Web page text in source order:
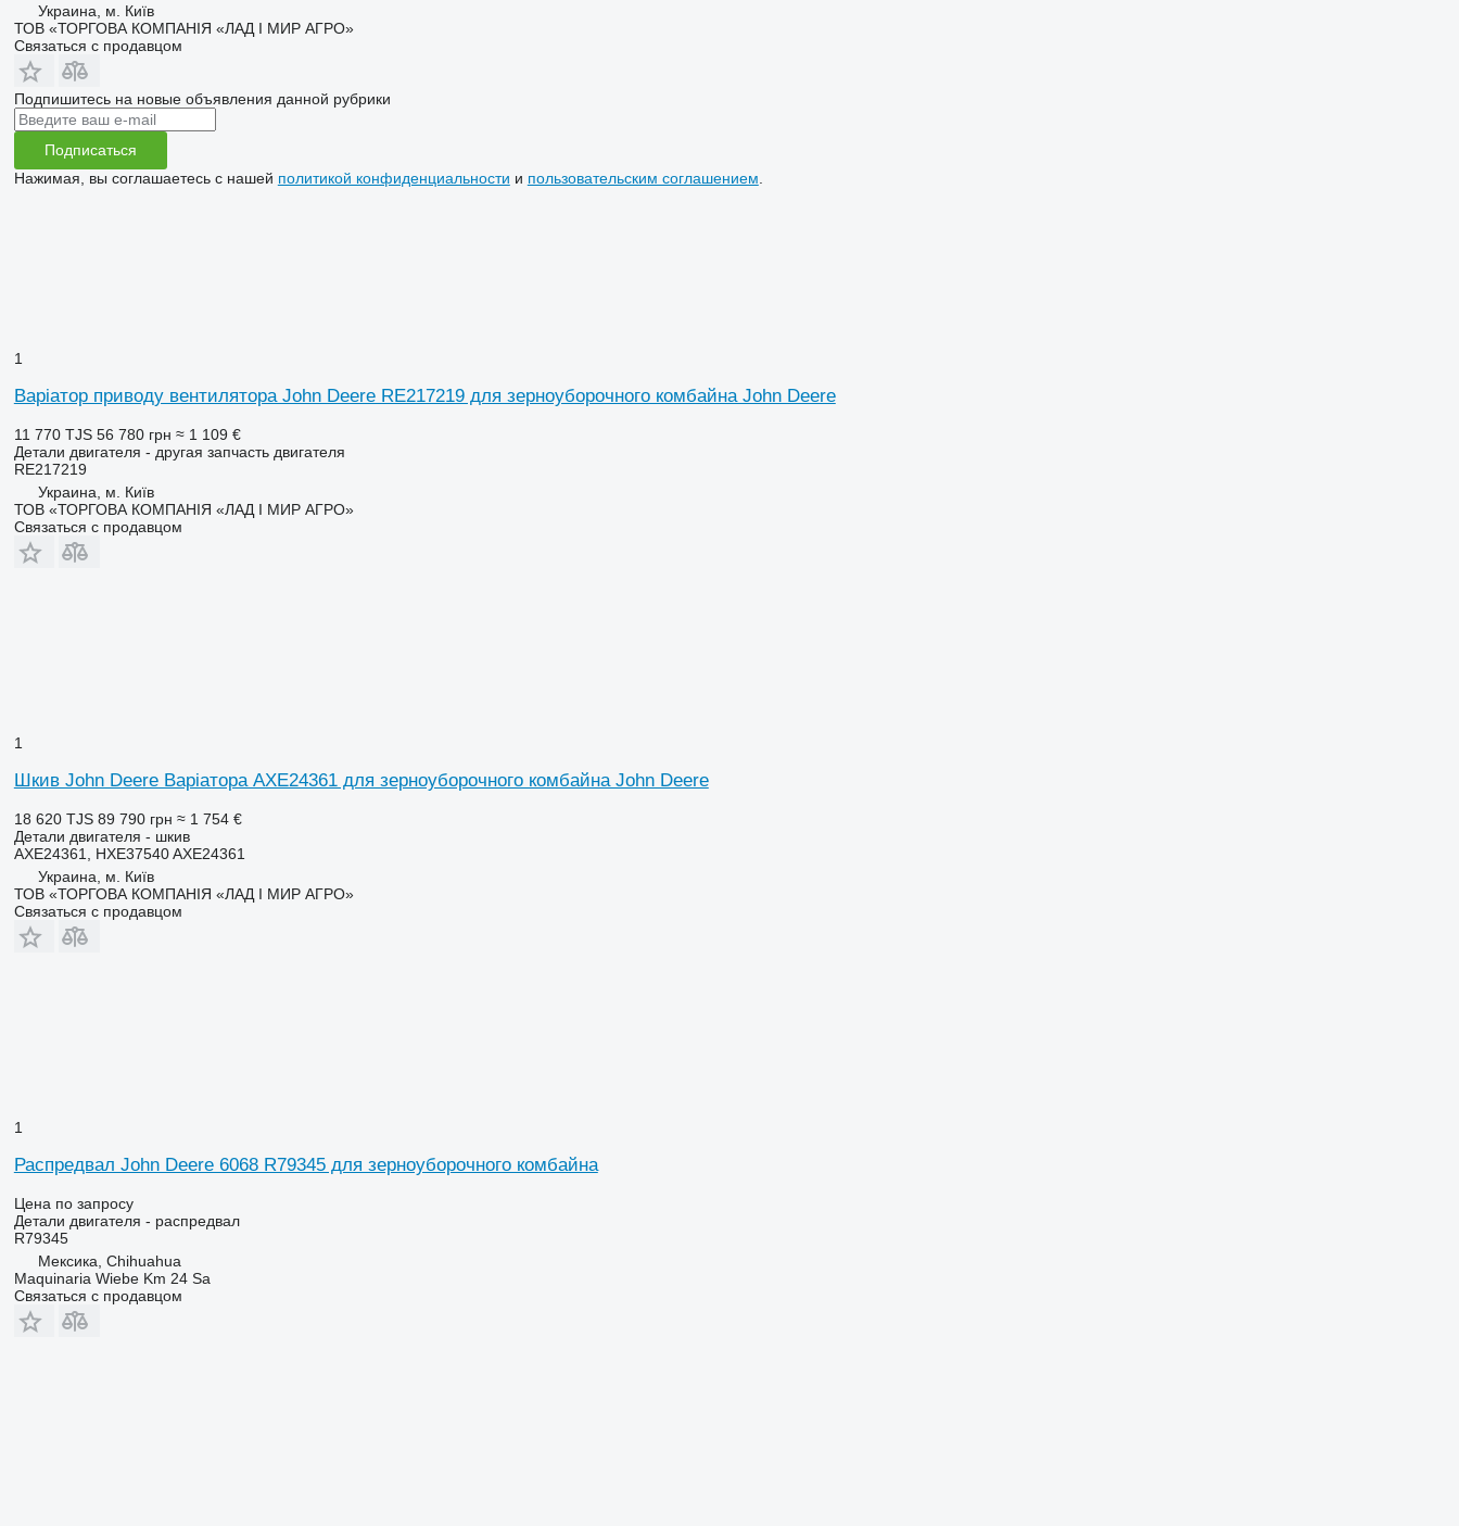
Украина, м. Київ
ТОВ «ТОРГОВА КОМПАНІЯ «ЛАД І МИР АГРО»
Связаться с продавцом
Подпишитесь на новые объявления данной рубрики
Подписаться
Нажимая, вы соглашаетесь с нашей политикой конфиденциальности и пользовательским соглашением
1
Варіатор приводу вентилятора John Deere RE217219 для зерноуборочного комбайна John Deere
11 770 TJS 56 780 грн ≈ 1 109 €
Детали двигателя - другая запчасть двигателя
RE217219
Украина, м. Київ
ТОВ «ТОРГОВА КОМПАНІЯ «ЛАД І МИР АГРО»
Связаться с продавцом
1
Шкив John Deere Варіатора AXE24361 для зерноуборочного комбайна John Deere
18 620 TJS 89 790 грн ≈ 1 754 €
Детали двигателя - шкив
AXE24361, HXE37540 AXE24361
Украина, м. Київ
ТОВ «ТОРГОВА КОМПАНІЯ «ЛАД І МИР АГРО»
Связаться с продавцом
1
Распредвал John Deere 6068 R79345 для зерноуборочного комбайна
Цена по запросу
Детали двигателя - распредвал
R79345
Мексика, Chihuahua
Maquinaria Wiebe Km 24 Sa
Связаться с продавцом